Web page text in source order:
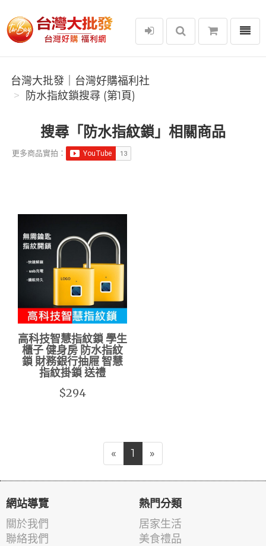
台灣大批發｜台灣好購福利社
選單
台灣大批發｜台灣好購福利社
防水指紋鎖搜尋 (第1頁)
搜尋「防水指紋鎖」相關商品
更多商品實拍：
高科技智慧指紋鎖 學生
櫃子 健身房 防水指紋
鎖 財務銀行抽屜 智慧
指紋掛鎖 送禮
$294
« 1 »
網站導覽
關於我們
聯絡我們
熱門分類
居家生活
美食禮品